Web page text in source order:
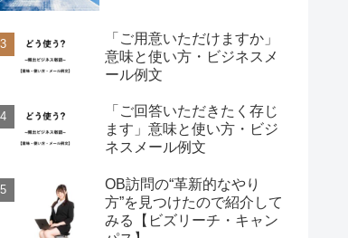
「ご用意いただけますか」
意味と使い方・ビジネスメ
ール例文
「ご回答いただきたく存じ
ます」意味と使い方・ビジ
ネスメール例文
OB訪問の“革新的なやり
方”を見つけたので紹介して
みる【ビズリーチ・キャン